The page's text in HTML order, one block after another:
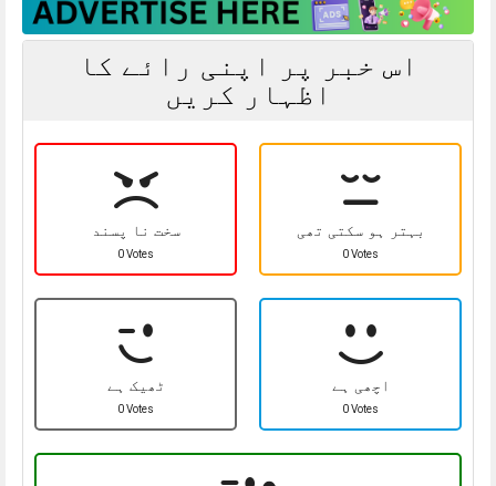
اس خبر پر اپنی رائے کا
اظہار کریں
سخت نا پسند
0 Votes
بہتر ہو سکتی تھی
0 Votes
ٹھیک ہے
0 Votes
اچھی ہے
0 Votes